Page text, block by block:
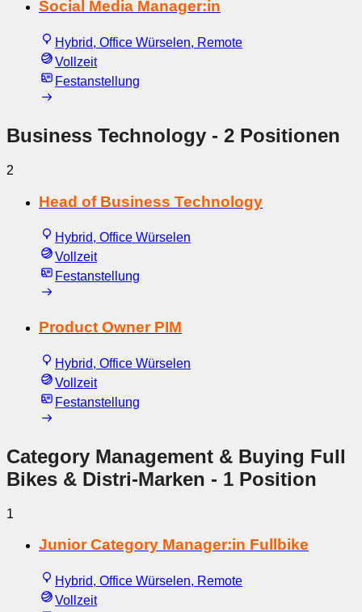
Social Media Manager:in
Hybrid, Office Würselen, Remote
Vollzeit
Festanstellung
Business Technology - 2 Positionen
2
Head of Business Technology
Hybrid, Office Würselen
Vollzeit
Festanstellung
Product Owner PIM
Hybrid, Office Würselen
Vollzeit
Festanstellung
Category Management & Buying Full
Bikes & Distri-Marken - 1 Position
1
Junior Category Manager:in Fullbike
Hybrid, Office Würselen, Remote
Vollzeit